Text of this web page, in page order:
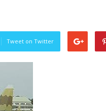
Tweet on Twitter